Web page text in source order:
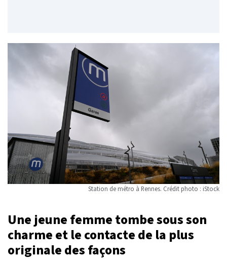
Station de métro à Rennes. Crédit photo : iStock
Une jeune femme tombe sous son
charme et le contacte de la plus
originale des façons